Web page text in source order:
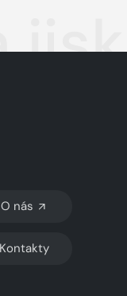
TMAVÝ REŽIM
O nás
Kontakty